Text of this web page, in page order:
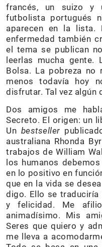
francés, un suizo y
futbolista portugués
aparecen en la lista.
enfermedad también
el tema se publican
leerlas mucha
Bolsa. La pobreza no
menos todavía hoy
disfrutar. Tal vez algún
Dos amigos me
Secreto. El origen: un
Un bestseller
australiana Rhonda
trabajos de William
los humanos
en lo positivo en
que en la vida se
digo. Ello se traduciría
y felicidad. Me
animadísimo. Mis
Seres que quiero y
me lleva a